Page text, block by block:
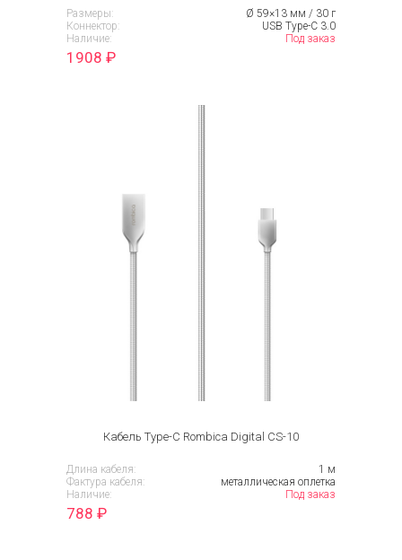
Размеры:
Ø 59×13 мм / 30 г
Коннектор:
USB Type-C 3.0
Наличие:
Под заказ
1908 ₽
Кабель Type-C Rombica Digital CS-10
Длина кабеля:
1 м
Фактура кабеля:
металлическая оплетка
Наличие:
Под заказ
788 ₽